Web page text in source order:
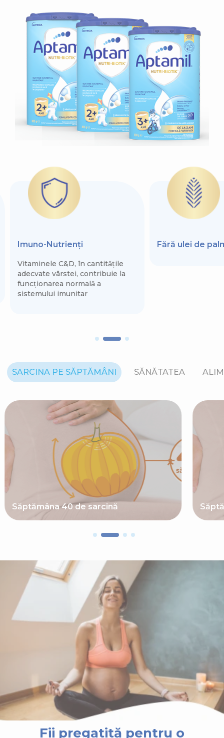
Imuno-Nutrienți
Vitaminele C&D, în cantitățile
adecvate vârstei, contribuie la
funcționarea normală a
sistemului imunitar
Fără ulei de
SARCINA PE SĂPTĂMÂNI SĂNĂTATEA
Săptămâna 40 de sarcină
Fii pregatită pentru o